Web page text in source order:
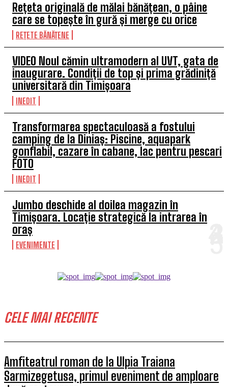
Rețeta originală de mălai bănățean, o pâine
care se topește în gură și merge cu orice
REȚETE BĂNĂȚENE
VIDEO Noul cămin ultramodern al UVT, gata de
inaugurare. Condiții de top și prima grădiniță
universitară din Timișoara
INEDIT
Transformarea spectaculoasă a fostului
camping de la Diniaș: Piscine, aquapark
gonflabil, cazare în cabane, lac pentru pescari
FOTO
INEDIT
Jumbo deschide al doilea magazin în
Timișoara. Locație strategică la intrarea în
oraș
EVENIMENTE
CELE MAI RECENTE
Amfiteatrul roman de la Ulpia Traiana
Sarmizegetusa, primul eveniment de amploare